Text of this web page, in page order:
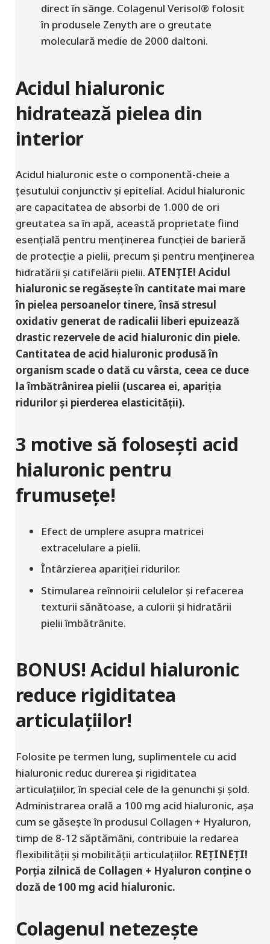
direct în sânge. Colagenul Verisol® folosit
în produsele Zenyth are o greutate
moleculară medie de 2000 daltoni.
Acidul hialuronic
hidratează pielea din
interior
Acidul hialuronic este o componentă-cheie a
țesutului conjunctiv și epitelial. Acidul hialuronic
are capacitatea de absorbi de 1.000 de ori
greutatea sa în apă, această proprietate fiind
esențială pentru menținerea funcției de barieră
de protecție a pielii, precum și pentru menținerea
hidratării și catifelării pielii. ATENȚIE! Acidul
hialuronic se regăsește în cantitate mai mare
în pielea persoanelor tinere, însă stresul
oxidativ generat de radicalii liberi epuizează
drastic rezervele de acid hialuronic din piele.
Cantitatea de acid hialuronic produsă în
organism scade o dată cu vârsta, ceea ce duce
la îmbătrânirea pielii (uscarea ei, apariția
ridurilor și pierderea elasticității).
3 motive să folosești acid
hialuronic pentru
frumusețe!
Efect de umplere asupra matricei
extracelulare a pielii.
Întârzierea apariției ridurilor.
Stimularea reînnoirii celulelor și refacerea
texturii sănătoase, a culorii și hidratării
pielii îmbătrânite.
BONUS! Acidul hialuronic
reduce rigiditatea
articulațiilor!
Folosite pe termen lung, suplimentele cu acid
hialuronic reduc durerea și rigiditatea
articulațiilor, în special cele de la genunchi și șold.
Administrarea orală a 100 mg acid hialuronic, așa
cum se găsește în produsul Collagen + Hyaluron,
timp de 8-12 săptămâni, contribuie la redarea
flexibilității și mobilității articulațiilor. REȚINEȚI!
Porția zilnică de Collagen + Hyaluron conține o
doză de 100 mg acid hialuronic.
Colagenul netezește